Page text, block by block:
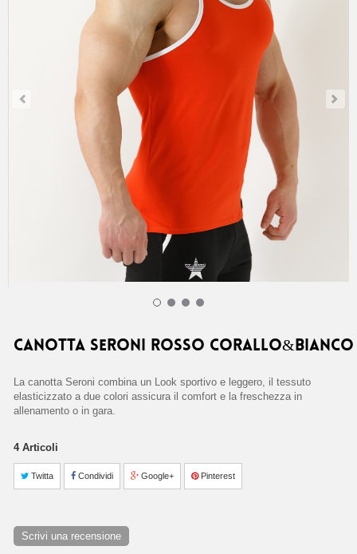
CANOTTA SERONI ROSSO CORALLO&BIANCO Home 25,90 €
CANOTTA SERONI ROSSO CORALLO&BIANCO
La canotta Seroni combina un Look sportivo e leggero, il tessuto
elasticizzato a due colori assicura il comfort e la freschezza in
allenamento o in gara.
4 Articoli
Twitta Condividi Google+ Pinterest
Scrivi una recensione